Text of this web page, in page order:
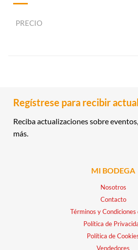
PRECIO
Regístrese para recibir
Reciba actualizaciones sobre
más.
MI BODEGA
Nosotros
Contacto
Términos y Condiciones
Política de
Política de
Vendedores